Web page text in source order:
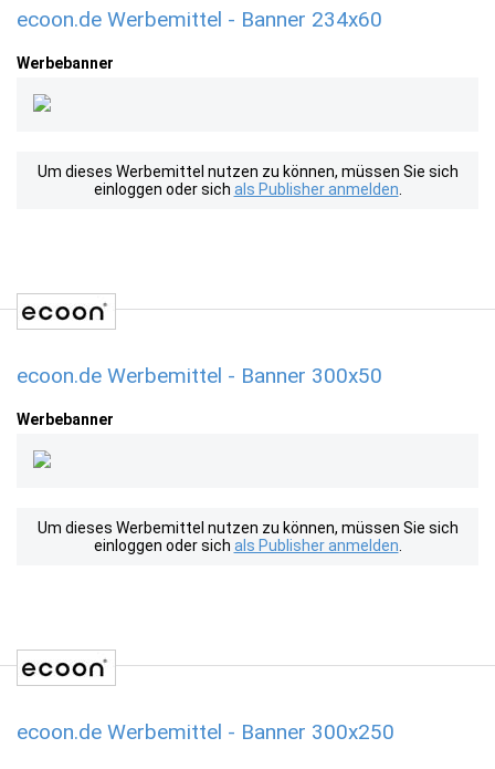
ecoon.de Werbemittel - Banner 234x60
Werbebanner
Um dieses Werbemittel nutzen zu können, müssen Sie sich
einloggen oder sich als Publisher anmelden
ecoon.de Werbemittel - Banner 300x50
Werbebanner
Um dieses Werbemittel nutzen zu können, müssen Sie sich
einloggen oder sich als Publisher anmelden
ecoon.de Werbemittel - Banner 300x250